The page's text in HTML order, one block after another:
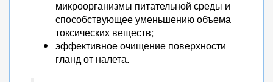
микроорганизмы питательной среды и
способствующее уменьшению объема
токсических веществ;
эффективное очищение поверхности
гланд от налета.